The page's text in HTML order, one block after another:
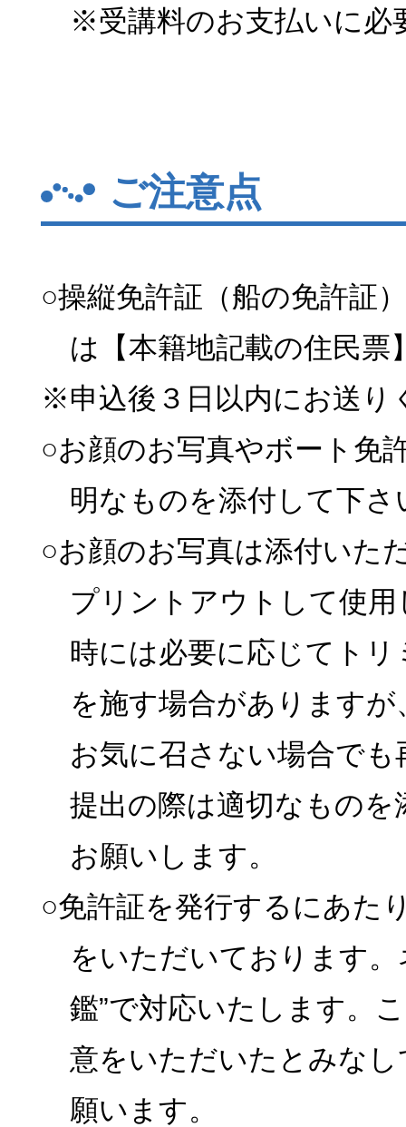
※受講料のお支払いに必
ご注意点
○操縦免許証（船の免許証
は【本籍地記載の住民票
※申込後３日以内にお送り
○お顔のお写真やボート免
明なものを添付して下さ
○お顔のお写真は添付いた
プリントアウトして使用
時には必要に応じてト
を施す場合があります
お気に召さない場合で
提出の際は適切なもの
お願いします。
○免許証を発行するにあた
をいただいております
鑑”で対応いたします。
意をいただいたとみな
願います。